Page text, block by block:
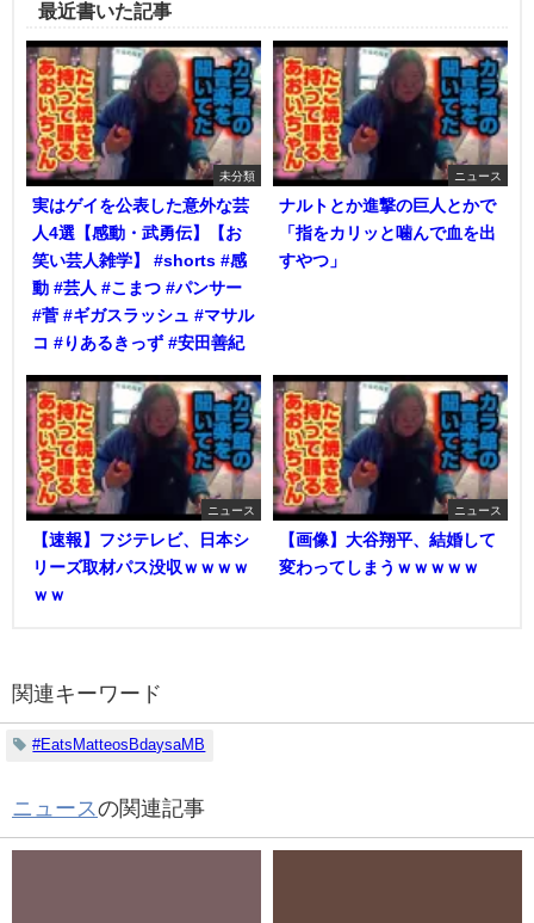
最近書いた記事
未分類
実はゲイを公表した意外な芸
人4選【感動・武勇伝】【お
笑い芸人雑学】 #shorts #感
動 #芸人 #こまつ #パンサー
#菅 #ギガスラッシュ #マサル
コ #りあるきっず #安田善紀
ニュース
ナルトとか進撃の巨人とかで
「指をカリッと噛んで血を出
すやつ」
ニュース
【速報】フジテレビ、日本シ
リーズ取材パス没収ｗｗｗｗ
ｗｗ
ニュース
【画像】大谷翔平、結婚して
変わってしまうｗｗｗｗｗ
関連キーワード
#EatsMatteosBdaysaMB
ニュースの関連記事